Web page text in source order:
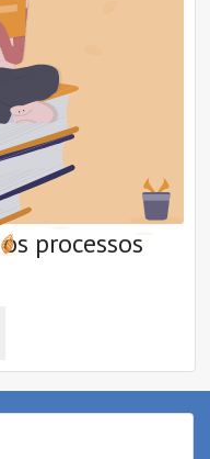
processos